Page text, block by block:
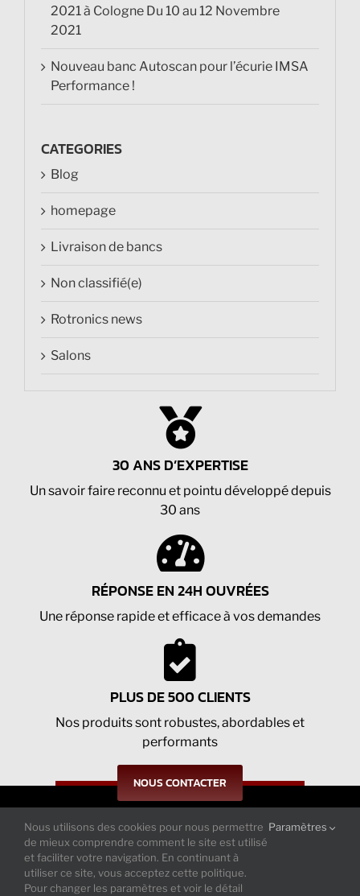
2021 à Cologne Du 10 au 12 Novembre
2021
Nouveau banc Autoscan pour l’écurie IMSA
Performance !
CATEGORIES
Blog
homepage
Livraison de bancs
Non classifié(e)
Rotronics news
Salons
30 ANS D’EXPERTISE
Un savoir faire reconnu et pointu développé depuis
30 ans
RÉPONSE EN 24H OUVRÉES
Une réponse rapide et efficace à vos demandes
PLUS DE 500 CLIENTS
Nos produits sont robustes, abordables et
performants
NOUS CONTACTER
Suivez-nous sur nos réseaux : actualités
et tendances
Nous utilisons des cookies pour nous permettre
de mieux comprendre comment le site est utilisé
et faciliter votre navigation. En continuant à
utiliser ce site, vous acceptez cette politique.
Pour changer les paramètres et voir le détail
Paramètres